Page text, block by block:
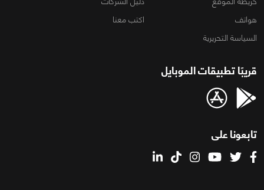
هواتف
اكتب معنا
السياسة التحريرية
قريبًا تطبيقات الموبايل
تابعونا على